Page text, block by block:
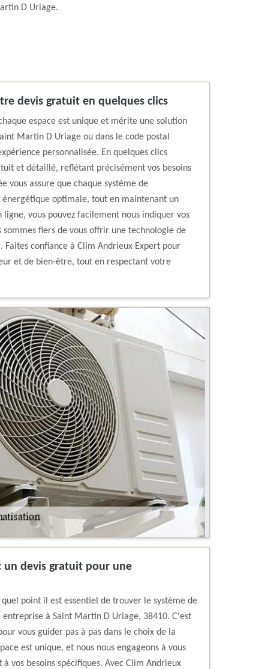
D Uriage.
devis gratuit en quelques clics
espace est unique et mérite une solution
Martin D Uriage ou dans le code postal
personnalisée. En quelques clics
et détaillé, reflétant précisément vos besoins
vous assure que chaque système de
optimale, tout en maintenant un
vous pouvez facilement nous indiquer vos
sommes fiers de vous offrir une technologie de
confiance à Clim Andrieux Expert pour
et de bien-être, tout en respectant votre
un devis gratuit pour une
point il est essentiel de trouver le système de
à Saint Martin D Uriage, 38410. C'est
vous guider pas à pas dans le choix de la
est unique, et nous nous engageons à vous
vos besoins spécifiques. Avec Clim Andrieux